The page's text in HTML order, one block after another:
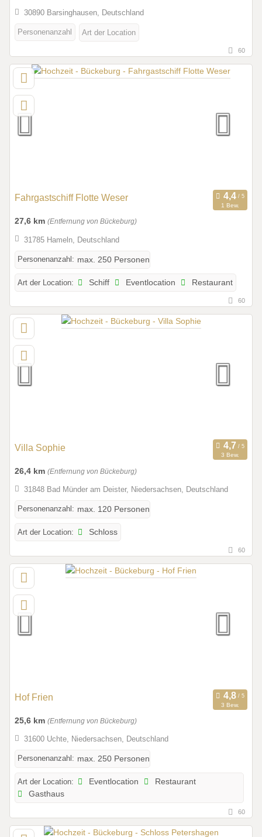
30890 Barsinghausen, Deutschland
Personenanzahl Art der Location
60
Fahrgastschiff Flotte Weser
1 Bew.
27,6 km (Entfernung von Bückeburg)
31785 Hameln, Deutschland
Personenanzahl: max. 250 Personen
Art der Location: Schiff Eventlocation Restaurant
60
Villa Sophie
3 Bew.
26,4 km (Entfernung von Bückeburg)
31848 Bad Münder am Deister, Niedersachsen, Deutschland
Personenanzahl: max. 120 Personen
Art der Location: Schloss
60
Hof Frien
3 Bew.
25,6 km (Entfernung von Bückeburg)
31600 Uchte, Niedersachsen, Deutschland
Personenanzahl: max. 250 Personen
Art der Location: Eventlocation
Restaurant
Gasthaus
60